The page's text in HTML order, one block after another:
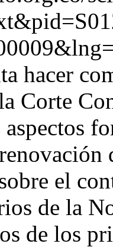
hacer
Corte
el
de la
de los